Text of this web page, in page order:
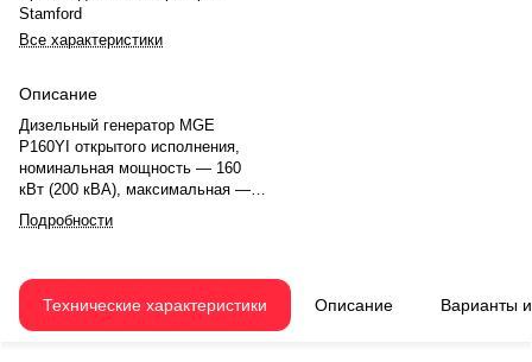
Stamford
Все характеристики
Описание
Дизельный генератор MGE
P160YI открытого исполнения,
номинальная мощность — 160
кВт (200 кВА), максимальная —
176 кВт (220 кВА), ток — 288 А.
Двигатель Yuchai
механическим регулятором
оборотов. Номинальная
Подробности
Технические характеристики Описание Варианты